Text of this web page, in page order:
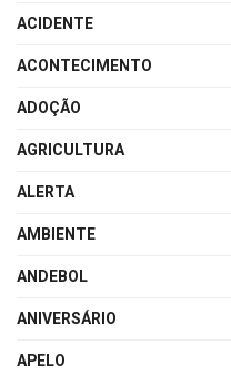
ACIDENTE
ACONTECIMENTO
ADOÇÃO
AGRICULTURA
ALERTA
AMBIENTE
ANDEBOL
ANIVERSÁRIO
APELO